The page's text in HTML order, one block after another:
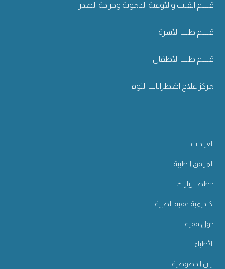
قسم القلب والأوعية الدموية وجراحة الصدر
قسم طب الأسرة
قسم طب الأطفال
مركز علاج اضطرابات النوم
العيادات
المرافق الطبية
خطط لزيارتك
اكاديمية فقيه الطبية
حول فقيه
الأطباء
بيان الخصوصية